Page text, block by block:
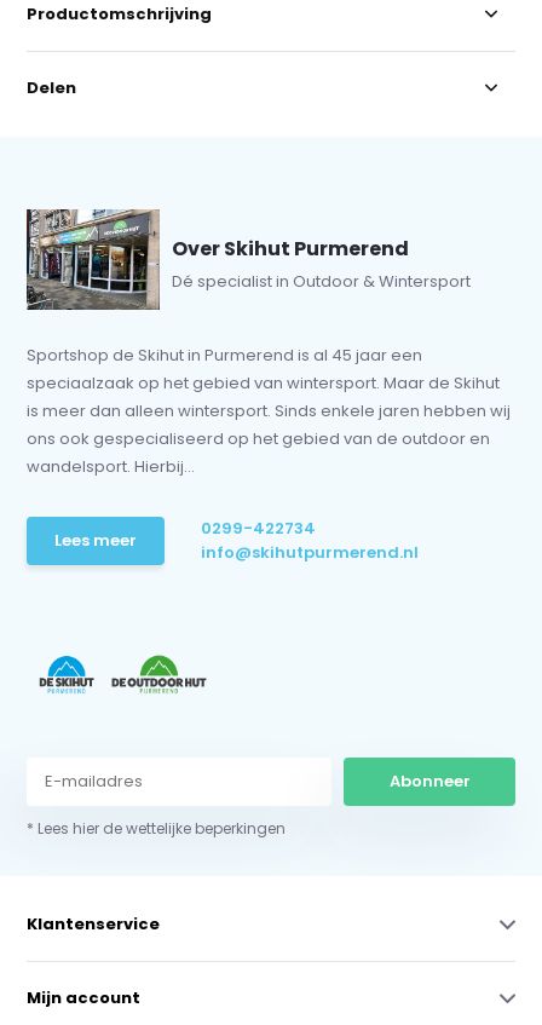
Productomschrijving
Delen
Over Skihut Purmerend
Dé specialist in Outdoor & Wintersport
Sportshop de Skihut in Purmerend is al 45 jaar een
speciaalzaak op het gebied van wintersport. Maar de Skihut
is meer dan alleen wintersport. Sinds enkele jaren hebben wij
ons ook gespecialiseerd op het gebied van de outdoor en
wandelsport. Hierbij...
Lees meer
0299-422734
info@skihutpurmerend.nl
Abonneer
* Lees hier de wettelijke beperkingen
Klantenservice
Mijn account